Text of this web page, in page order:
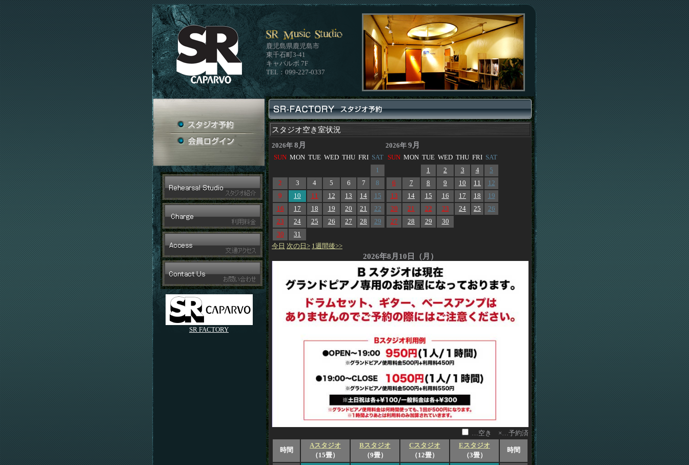
SR FACTORY
鹿児島県鹿児島市
東千石町3-41
キャパルボ 7F
TEL：099-227-0337
スタジオ空き室状況
2026年 8月
SUN MON TUE WED THU FRI SAT
1
2
3 4 5 6 7
8
9
10 11 12 13 14
15
16
17 18 19 20 21
22
23
24 25 26 27 28
29
30
31
2026年 9月
SUN MON TUE WED THU FRI SAT
1
2 3 4
5
6
7 8 9 10 11
12
13
14 15 16 17 18
19
20
21 22 23 24 25
26
27
28 29 30
今日 次の日> 1週間後>>
2026年8月10日（月）
…空き ×…予約済
時間
Aスタジオ
（15畳）
Bスタジオ
（9畳）
Cスタジオ
（12畳）
Eスタジオ
（3畳）
時間